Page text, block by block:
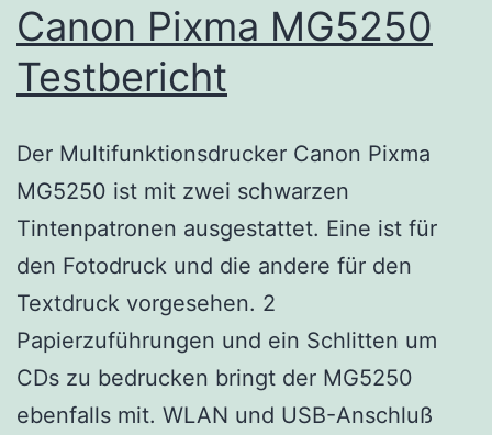
Canon Pixma MG5250
Testbericht
Der Multifunktionsdrucker Canon Pixma
MG5250 ist mit zwei schwarzen
Tintenpatronen ausgestattet. Eine ist für
den Fotodruck und die andere für den
Textdruck vorgesehen. 2
Papierzuführungen und ein Schlitten um
CDs zu bedrucken bringt der MG5250
ebenfalls mit. WLAN und USB-Anschluß